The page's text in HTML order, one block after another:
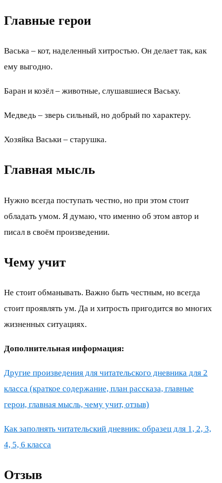
Главные герои
Васька – кот, наделенный хитростью. Он делает так, как
ему выгодно.
Баран и козёл – животные, слушавшиеся Ваську.
Медведь – зверь сильный, но добрый по характеру.
Хозяйка Васьки – старушка.
Главная мысль
Нужно всегда поступать честно, но при этом стоит
обладать умом. Я думаю, что именно об этом автор и
писал в своём произведении.
Чему учит
Не стоит обманывать. Важно быть честным, но всегда
стоит проявлять ум. Да и хитрость пригодится во многих
жизненных ситуациях.
Дополнительная информация:
Другие произведения для читательского дневника для 2
класса (краткое содержание, план рассказа, главные
герои, главная мысль, чему учит, отзыв)
Как заполнять читательский дневник: образец для 1, 2, 3,
4, 5, 6 класса
Отзыв